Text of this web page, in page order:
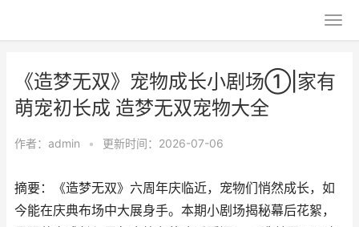
《造梦无双》宠物成长小剧场①|家有
萌宠初长成 造梦无双宠物大全
作者： admin • 更新时间：2026-07-06
摘要：《造梦无双》六周年庆临近，宠物们悄然成长，如
今能在庆典布场中大展身手。本期小剧场揭秘幕后花絮，